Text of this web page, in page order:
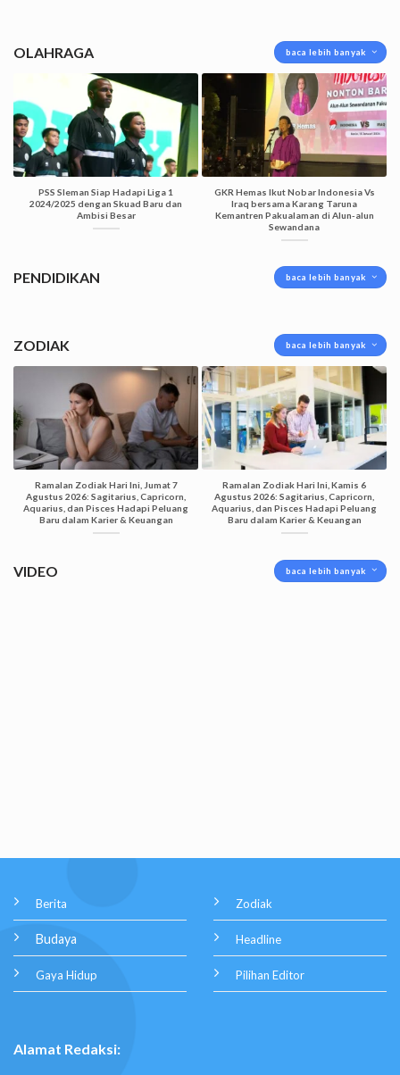
OLAHRAGA baca lebih banyak
PSS Sleman Siap Hadapi Liga 1
2024/2025 dengan Skuad Baru dan
Ambisi Besar
GKR Hemas Ikut Nobar Indonesia Vs
Iraq bersama Karang Taruna
Kemantren Pakualaman di Alun-alun
Sewandana
PENDIDIKAN baca lebih banyak
ZODIAK baca lebih banyak
Ramalan Zodiak Hari Ini, Jumat 7
Agustus 2026: Sagitarius, Capricorn,
Aquarius, dan Pisces Hadapi Peluang
Baru dalam Karier & Keuangan
Ramalan Zodiak Hari Ini, Kamis 6
Agustus 2026: Sagitarius, Capricorn,
Aquarius, dan Pisces Hadapi Peluang
Baru dalam Karier & Keuangan
VIDEO baca lebih banyak
Berita
Budaya
Gaya Hidup
Zodiak
Headline
Pilihan Editor
Alamat Redaksi: